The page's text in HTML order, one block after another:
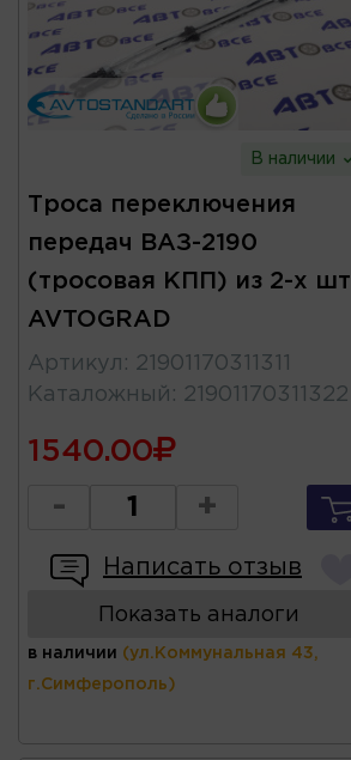
В наличии
Троса переключения
передач ВАЗ-2190
(тросовая КПП) из 2-х шт
AVTOGRAD
Артикул : 21901170311311
Каталожный : 21901170311322
1540.00
- +
Написать отзыв
Показать аналоги
в наличии (ул.Коммунальная 43,
г.Симферополь)